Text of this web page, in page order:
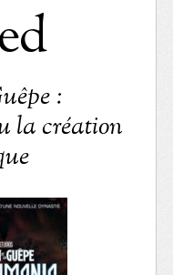
:
la création